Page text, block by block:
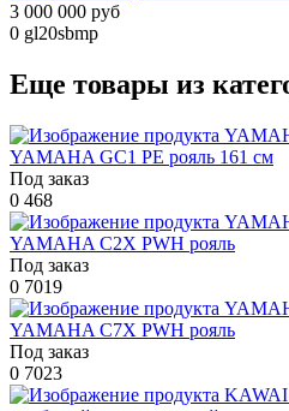
3 000 000 руб
0 gl20sbmp
Еще товары из
YAMAHA GC1 PE рояль 161 см
Под заказ
0 468
YAMAHA C2X PWH рояль
Под заказ
0 7019
YAMAHA C7X PWH рояль
Под заказ
0 7023